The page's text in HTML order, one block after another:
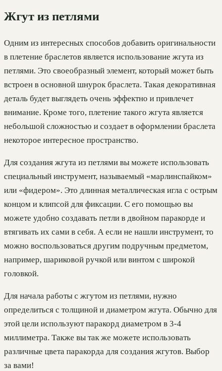
Жгут из петлями
Одним из интересных способов добавить оригинальности
в плетение браслетов является использование жгута из
петлями. Это своеобразный элемент, который может быть
встроен в основной шнурок браслета. Такая декоративная
деталь будет выглядеть очень эффектно и привлечет
внимание. Кроме того, плетение такого жгута является
небольшой сложностью и создает в оформлении браслета
некоторое интересное пространство.
Для создания жгута из петлями вы можете использовать
специальный инструмент, называемый «марлинспайком»
или «фидером». Это длинная металлическая игла с острым
концом и клипсой для фиксации. С его помощью вы
можете удобно создавать петли в двойном паракорде и
втягивать их сами в себя. А если не нашли инструмент, то
можно воспользоваться другим подручным предметом,
например, шариковой ручкой или винтом с широкой
головкой.
Для начала работы с жгутом из петлями, нужно
определиться с толщиной и диаметром жгута. Обычно для
этой цели используют паракорд диаметром в 3-4
миллиметра. Также вы так же можете использовать
различные цвета паракорда для создания жгутов. Выбор
за вами!